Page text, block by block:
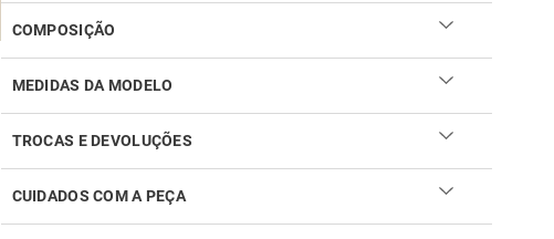
COMPOSIÇÃO
MEDIDAS DA MODELO
TROCAS E DEVOLUÇÕES
Realizar sua troca ou devolução é fácil. Confira maiores
informações nolink
CUIDADOS COM A PEÇA